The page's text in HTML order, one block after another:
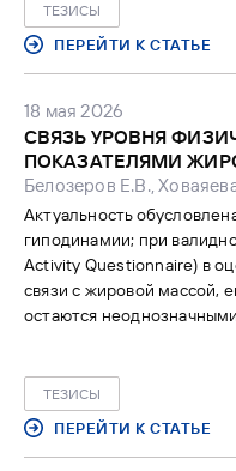
ТЕЗИСЫ
ПЕРЕЙТИ К СТАТЬЕ
18 мая 2026
СВЯЗЬ УРОВНЯ
ПОКАЗАТЕЛЯМИ
Белозеров Е.В.,
Актуальность
гиподинамии; при
Activity Questionnaire) в
связи с жировой массой,
остаются
ТЕЗИСЫ
ПЕРЕЙТИ К СТАТЬЕ